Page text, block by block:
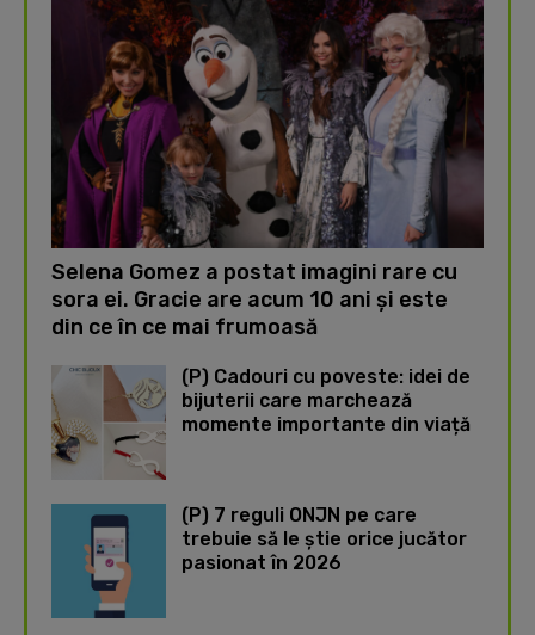
Selena Gomez a postat imagini rare cu
sora ei. Gracie are acum 10 ani și este
din ce în ce mai frumoasă
(P) Cadouri cu poveste: idei de
bijuterii care marchează
momente importante din viață
(P) 7 reguli ONJN pe care
trebuie să le știe orice jucător
pasionat în 2026